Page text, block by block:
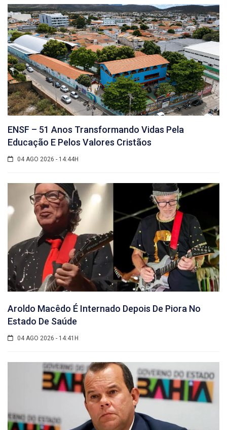
ENSF – 51 Anos Transformando Vidas Pela
Educação E Pelos Valores Cristãos
04 AGO 2026 - 14:44H
Aroldo Macêdo É Internado Depois De Piora No
Estado De Saúde
04 AGO 2026 - 14:41H